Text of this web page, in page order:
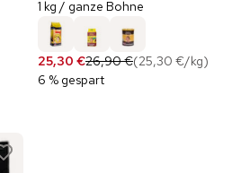
1 kg / ganze Bohne
25,30 €26,90 €(25,30 €/kg)
6 % gespart